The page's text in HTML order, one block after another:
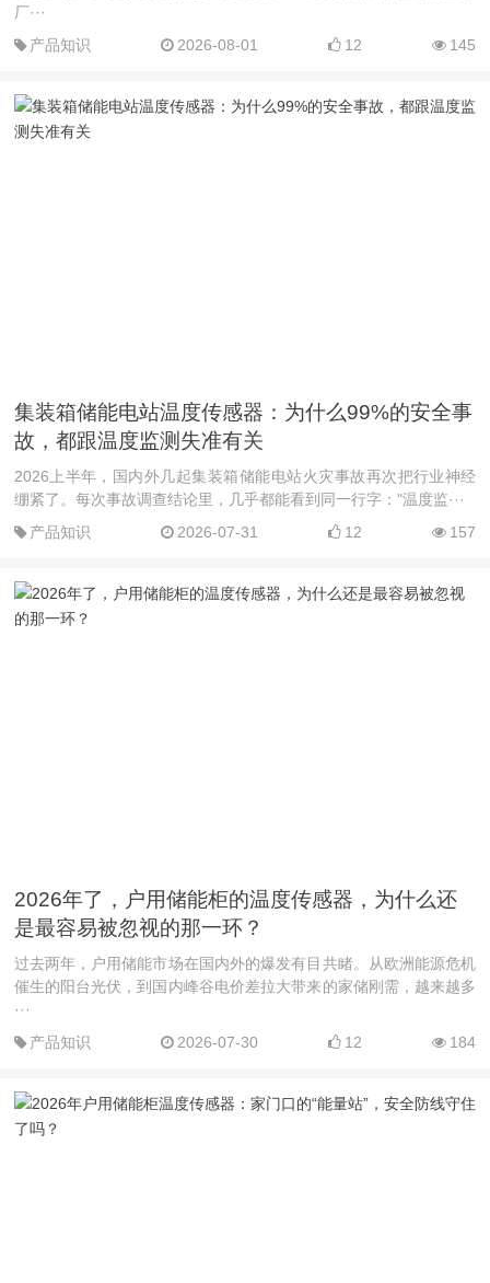
厂···
产品知识
2026-08-01 12 145
集装箱储能电站温度传感器：为什么99%的安全事
故，都跟温度监测失准有关
2026上半年，国内外几起集装箱储能电站火灾事故再次把行业神经
绷紧了。每次事故调查结论里，几乎都能看到同一行字："温度监···
产品知识
2026-07-31 12 157
2026年了，户用储能柜的温度传感器，为什么还
是最容易被忽视的那一环？
过去两年，户用储能市场在国内外的爆发有目共睹。从欧洲能源危机
催生的阳台光伏，到国内峰谷电价差拉大带来的家储刚需，越来越多
···
产品知识
2026-07-30 12 184